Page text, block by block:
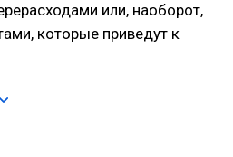
или, наоборот,
которые приведут к